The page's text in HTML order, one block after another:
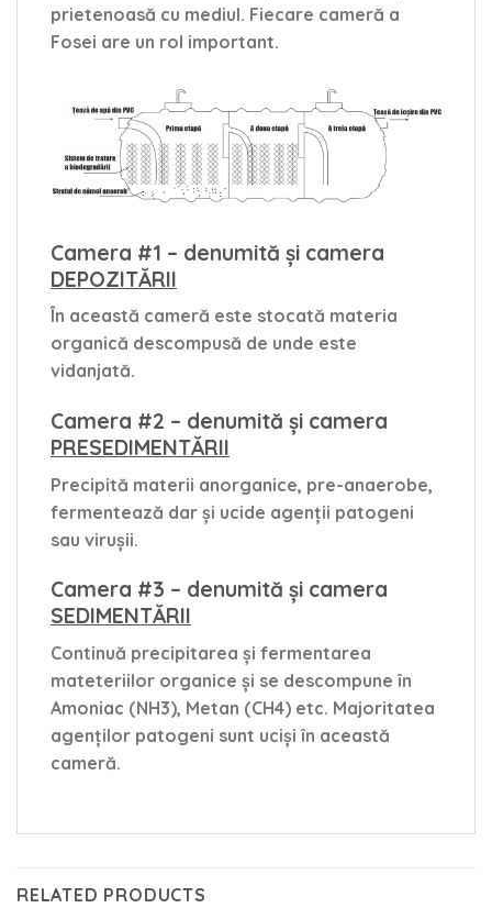
prietenoasă cu mediul. Fiecare cameră a
Fosei are un rol important.
Camera #1 – denumită și camera
DEPOZITĂRII
În această cameră este stocată materia
organică descompusă de unde este
vidanjată.
Camera #2 – denumită și camera
PRESEDIMENTĂRII
Precipită materii anorganice, pre-anaerobe,
fermentează dar și ucide agenții patogeni
sau virușii.
Camera #3 – denumită și camera
SEDIMENTĂRII
Continuă precipitarea și fermentarea
mateteriilor organice și se descompune în
Amoniac (NH3), Metan (CH4) etc. Majoritatea
agenților patogeni sunt uciși în această
cameră.
RELATED PRODUCTS